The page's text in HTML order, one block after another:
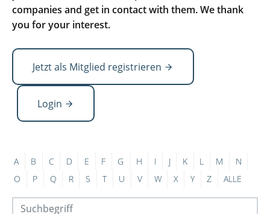
companies and get in contact with them. We thank
you for your interest.
Jetzt als Mitglied registrieren
Login
A B C D E F G H I J K L M
N
O
P Q R S T U V W X Y Z ALLE